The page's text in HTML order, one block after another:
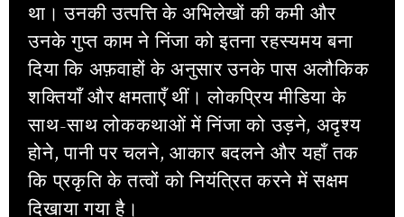
था। उनकी उत्पत्ति के अभिलेखों की कमी और
उनके गुप्त काम ने निंजा को इतना रहस्यमय बना
दिया कि अफ़वाहों के अनुसार उनके पास अलौकिक
शक्तियाँ और क्षमताएँ थीं। लोकप्रिय मीडिया के
साथ-साथ लोककथाओं में निंजा को उड़ने, अदृश्य
होने, पानी पर चलने, आकार बदलने और यहाँ तक
कि प्रकृति के तत्वों को नियंत्रित करने में सक्षम
दिखाया गया है।